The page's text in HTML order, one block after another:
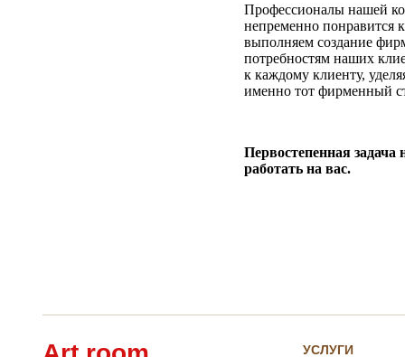
Профессионалы нашей
непременно понравится
выполняем создание
потребностям наших
к каждому клиенту,
именно тот фирменный
Первостепенная
работать на вас.
УСЛУГИ